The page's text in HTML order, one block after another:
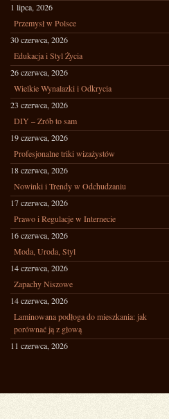
1 lipca, 2026
Przemysł w Polsce
30 czerwca, 2026
Edukacja i Styl Życia
26 czerwca, 2026
Wielkie Wynalazki i Odkrycia
23 czerwca, 2026
DIY – Zrób to sam
19 czerwca, 2026
Profesjonalne triki wizażystów
18 czerwca, 2026
Nowinki i Trendy w Odchudzaniu
17 czerwca, 2026
Prawo i Regulacje w Internecie
16 czerwca, 2026
Moda, Uroda, Styl
14 czerwca, 2026
Zapachy Niszowe
14 czerwca, 2026
Laminowana podłoga do mieszkania: jak
porównać ją z głową
11 czerwca, 2026